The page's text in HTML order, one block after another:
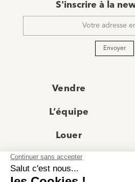
mail
S'inscrire à la
Envoyer
Vendre
L’équipe
Louer
Actualités